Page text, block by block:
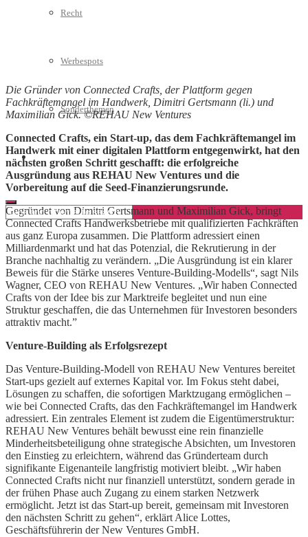
Recht
Werbespots
Sonderthemen
Geschäftskonto eröffnen
Die Gründer von Connected Crafts, der Plattform gegen
Fachkräftemangel im Handwerk, Dimitri Gertsmann (li.) und
Maximilian Gick. ©REHAU New Ventures
Connected Crafts, ein Start-up, das dem Fachkräftemangel im
Handwerk mit einer digitalen Plattform entgegenwirkt, hat den
nächsten großen Schritt geschafft: die erfolgreiche
Ausgründung aus REHAU New Ventures und die
Vorbereitung auf die Seed-Finanzierungsrunde.
Gegründet von Dimitri Gertsmann und Maximilian Gick, bringt
Connected Crafts Handwerksbetriebe mit qualifizierten Fachkräften
aus ganz Europa zusammen. Die Plattform adressiert einen
Milliardenmarkt und hat das Potenzial, die Rekrutierung in der
Branche nachhaltig zu verändern. „Die Ausgründung ist ein klarer
Beweis für die Stärke unseres Venture-Building-Modells“, sagt Nils
Wagner, CEO von REHAU New Ventures. „Wir haben Connected
Crafts von der Idee bis zur Marktreife begleitet und nun eine
Struktur geschaffen, die das Unternehmen für Investoren besonders
attraktiv macht.”
Venture-Building als Erfolgsrezept
Das Venture-Building-Modell von REHAU New Ventures bereitet
Start-ups gezielt auf externes Kapital vor. Im Fokus steht dabei,
Lösungen zu schaffen, die sofortigen Marktzugang ermöglichen –
wie bei Connected Crafts, das den Fachkräftemangel im Handwerk
adressiert. Ein zentrales Element ist zudem die Eigentümerstruktur:
REHAU New Ventures behält bewusst eine rein finanzielle
Minderheitsbeteiligung ohne strategische Absichten, um Investoren
den Einstieg zu erleichtern, während das Gründerteam durch
signifikante Eigenanteile langfristig motiviert bleibt. „Wir haben
Connected Crafts nicht nur finanziell unterstützt, sondern gerade in
der frühen Phase auch Zugang zu einem starken Netzwerk
ermöglicht. Jetzt ist das Start-up bereit, gemeinsam mit Investoren
den nächsten Schritt zu gehen“, erklärt Alice Lottes,
Geschäftsführerin der New Ventures GmbH.